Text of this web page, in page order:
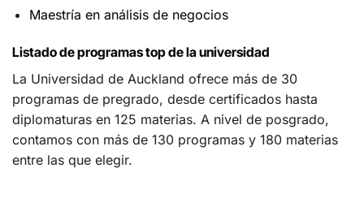
Maestría en análisis de negocios
Listado de programas top de la universidad
La Universidad de Auckland ofrece más de 30
programas de pregrado, desde certificados hasta
diplomaturas en 125 materias. A nivel de posgrado,
contamos con más de 130 programas y 180 materias
entre las que elegir.